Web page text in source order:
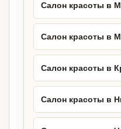
Салон красоты в
Салон красоты в
Салон красоты в
Салон красоты в